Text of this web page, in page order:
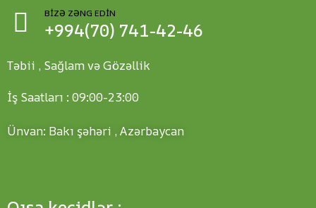
BIZƏ ZƏNG EDIN
+994(70) 741-42-46
Təbii , Sağlam və Gözəllik
İş Saatları : 09:00-23:00
Ünvan: Bakı şəhəri , Azərbaycan